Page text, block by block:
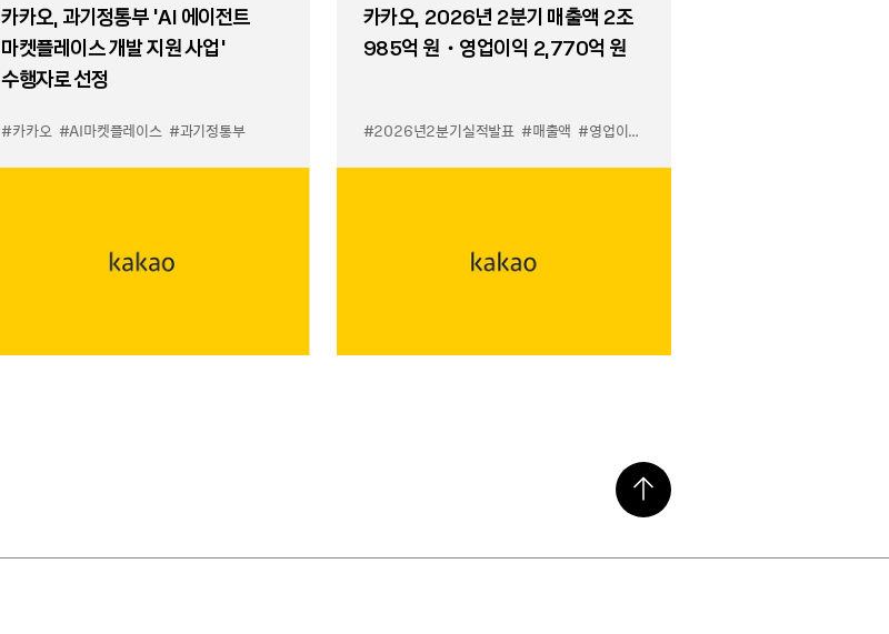
#선물하기 LuX #선물하기 미우미우 입점
카카오, 과기정통부 ‘AI 에이전트
마켓플레이스 개발 지원 사업’
수행자로 선정
#카카오 #AI마켓플레이스 #과기정통부
카카오, 2026년 2분기 매출액 2조
985억 원・영업이익 2,770억 원
#2026년2분기실적발표 #매출액 #영업이익